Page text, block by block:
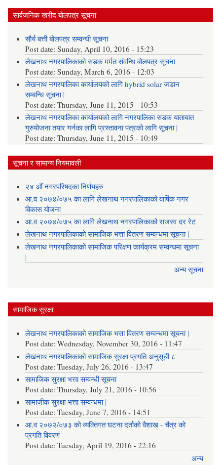
सार्वजनिक खरीद बोलपत्र सूचना
सौर्य बत्ती बोलपत्र सम्वन्धी सूचना
Post date:Sunday, April 10, 2016 - 15:23
लेखनाथ नगरपालिकाको सडक मर्मत संवन्धि बोलपत्र सूचना
Post date:Sunday, March 6, 2016 - 12:03
लेखनाथ नगरपालिका कार्यालयको लागि hybrid solar जडान
सम्बन्धि सूचना |
Post date:Thursday, June 11, 2015 - 10:53
लेखनाथ नगरपालिका कार्यालयको लागि नगरपालिका सडक यातायात
गुरुयोजना तयार गर्नका लागि प्रस्तावना पत्रको लागि सूचना |
Post date:Thursday, June 11, 2015 - 10:49
सूचना र सामान्य नियमावली
२४ औं नगरपरिषदका निर्णयहरु
आ.व २०७४/०७५ का लागि लेखनाथ नगरपालिकाको वार्षिक नगर
विकास योजना
आ.व २०७४/०७५ का लागि लेखनाथ नगरपालिकाको राजस्व दर रेट
लेखनाथ नगरपालिकाको सामाजिक भत्ता वितरण सम्वन्धमा सूचना |
लेखनाथ नगरपालिकाको सामाजिक परिक्षण कार्यक्रम सम्वन्धमा सूचना
|
अन्य सूचना
सामाजिक सुरक्षा
लेखनाथ नगरपालिकाको सामाजिक भत्ता वितरण सम्वन्धमा सूचना |
Post date:Wednesday, November 30, 2016 - 11:47
लेखनाथ नगरपालिकाको सामाजिक सुरक्षा प्रगति अनुसूची ८
Post date:Tuesday, July 26, 2016 - 13:47
सामाजिक सुरक्षा भत्ता सम्वन्धी सूचना
Post date:Thursday, July 21, 2016 - 10:56
सामाजीक सुरक्षा भत्ता सम्वन्धमा |
Post date:Tuesday, June 7, 2016 - 14:51
आ.व २०७२/०७३ को व्यक्तिगत घटना दर्ताको वैशाख - चैत्र को
प्रगति विवरण
Post date:Tuesday, April 19, 2016 - 22:16
अन्य